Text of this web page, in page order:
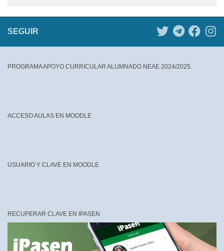
SEGUIR
PROGRAMA APOYO CURRICULAR ALUMNADO NEAE 2024/2025.
ACCESO AULAS EN MOODLE
USUARIO Y CLAVE EN MOODLE
RECUPERAR CLAVE EN IPASEN